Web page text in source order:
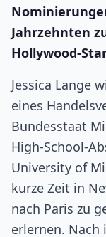
Jahrzehnten
Hollywood-
Jessica Lange
eines
Bundesstaat
High-School-
University of
kurze Zeit in
nach Paris zu
erlernen. Nach